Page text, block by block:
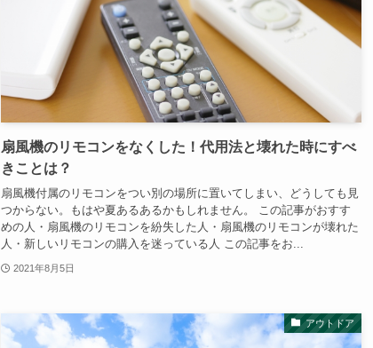
扇風機のリモコンをなくした！代用法と壊れた時にすべ
きことは？
扇風機付属のリモコンをつい別の場所に置いてしまい、どうしても見
つからない。もはや夏あるあるかもしれません。 この記事がおすす
めの人・扇風機のリモコンを紛失した人・扇風機のリモコンが壊れた
人・新しいリモコンの購入を迷っている人 この記事をお...
2021年8月5日
アウトドア